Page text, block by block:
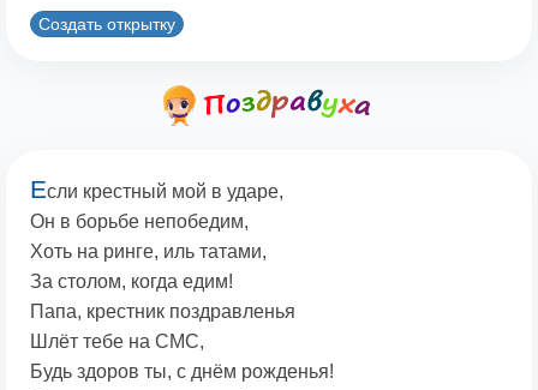
Создать открытку
Если крестный мой в ударе,
Он в борьбе непобедим,
Хоть на ринге, иль татами,
За столом, когда едим!
Папа, крестник поздравленья
Шлёт тебе на СМС,
Будь здоров ты, с днём рожденья!